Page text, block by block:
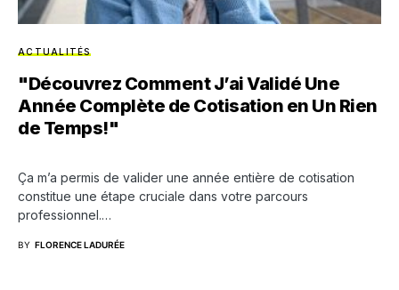
ACTUALITÉS
"Découvrez Comment J’ai Validé Une
Année Complète de Cotisation en Un Rien
de Temps!"
Ça m’a permis de valider une année entière de cotisation
constitue une étape cruciale dans votre parcours
professionnel.…
BY FLORENCE LADURÉE